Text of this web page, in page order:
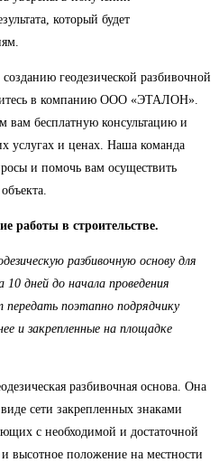
который будет
геодезической разбивочной
в компанию ООО «ЭТАЛОН».
вам бесплатную консультацию и
и ценах. Наша команда
и помочь вам осуществить
работы в строительстве.
разбивочную основу для
дней до начала проведения
поэтапно подрядчику
и закрепленные на площадке
разбивочная основа. Она
сети закрепленных знаками
с необходимой и достаточной
высотное положение на местности